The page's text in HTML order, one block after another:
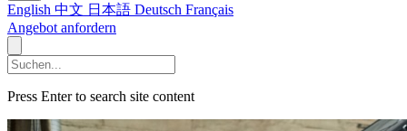
English 中文 日本語 Deutsch Français
Angebot anfordern
Press Enter to search site content